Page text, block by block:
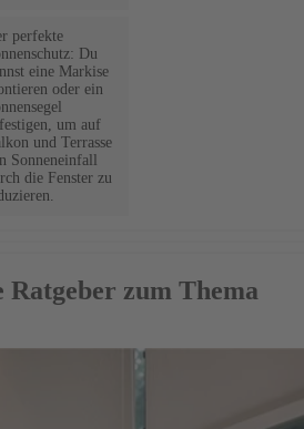
perfekte
Du
eine Markise
oder ein
um auf
und Terrasse
Sonneneinfall
die Fenster zu
Ratgeber zum Thema